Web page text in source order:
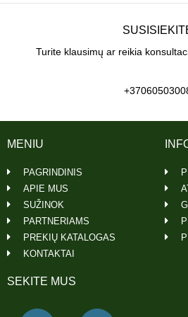
Turite klausimų ar reikia
SEKITE MUS
MENIU
PAGRINDINIS
APIE MUS
SUŽINOK
PARTNERIAMS
PREKIŲ KATALOGAS
KONTAKTAI